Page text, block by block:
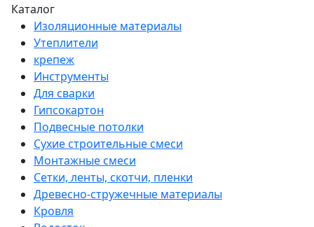
Каталог
Изоляционные материалы
Утеплители
крепеж
Инструменты
Для сварки
Гипсокартон
Подвесные потолки
Сухие строительные смеси
Монтажные смеси
Сетки, ленты, скотчи, пленки
Древесно-стружечные материалы
Кровля